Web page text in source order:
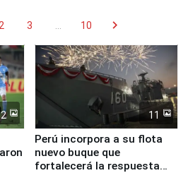
2 3 10 chevron_right
11
Perú incorpora a su flota
nuevo buque que
fortalecerá la respuesta